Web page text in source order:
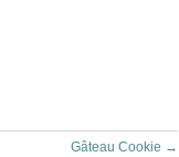
Gâteau Cookie →